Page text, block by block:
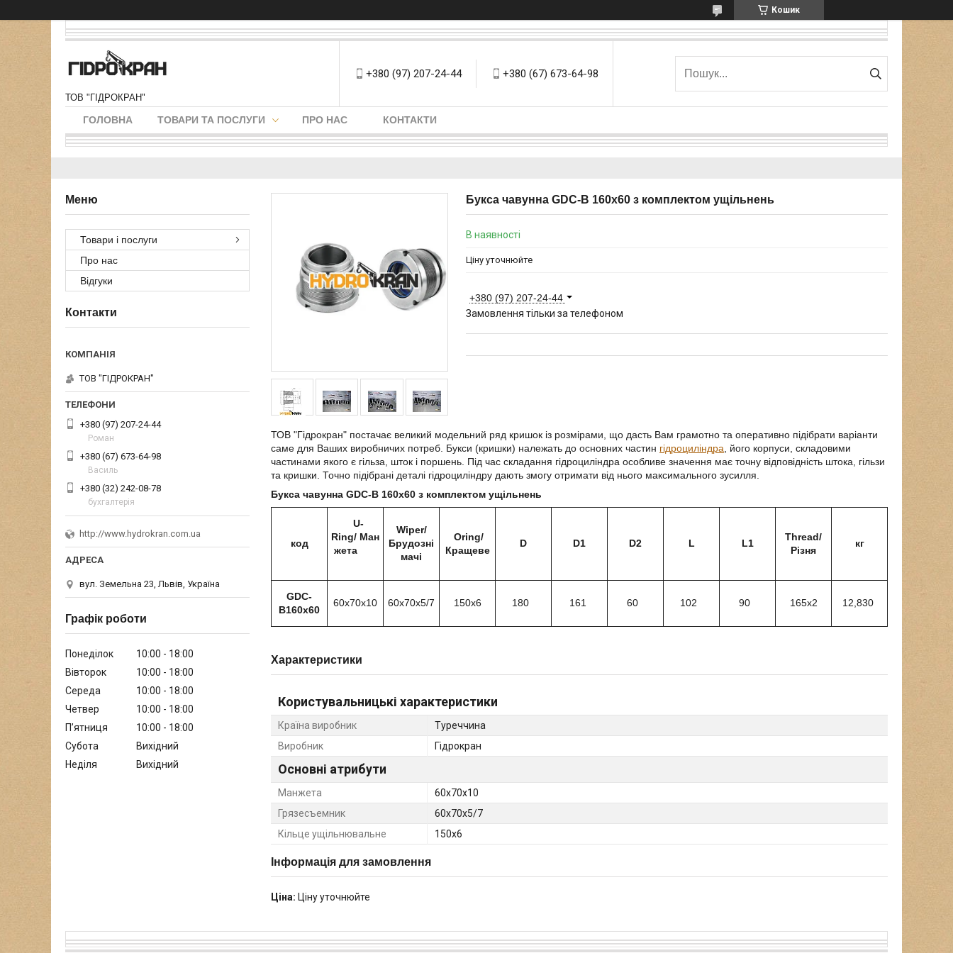
Кошик
ТОВ "ГІДРОКРАН"
+380 (97) 207-24-44 +380 (67) 673-64-98
ГОЛОВНА ТОВАРИ ТА ПОСЛУГИ ПРО НАС КОНТАКТИ
Букса чавунна GDC-B 160х60 з комплектом ущільнень
В наявності
Ціну уточнюйте
+380 (97) 207-24-44
Замовлення тільки за телефоном
ТОВ "Гідрокран" постачає великий модельний ряд кришок із розмірами, що дасть Вам грамотно та оперативно підібрати варіанти
саме для Ваших виробничих потреб. Букси (кришки) належать до основних частин гідроциліндра , його корпуси, складовими
частинами якого є гільза, шток і поршень. Під час складання гідроциліндра особливе значення має точну відповідність штока, гільзи
та кришки. Точно підібрані деталі гідроциліндру дають змогу отримати від нього максимального зусилля.
Букса чавунна GDC-B 160х60 з комплектом ущільнень
код
U-
Ring/ Ман
жета
Wiper/
Брудозні
мачі
Oring/
Кращеве
D D1 D2 L L1
Thread/
Різня
кг
GDC-
B160x60
60х70х10 60х70х5/7 150х6 180 161 60 102 90 165х2 12,830
Характеристики
Користувальницькі характеристики
Країна виробник
Туреччина
Виробник
Гідрокран
Основні атрибути
Манжета
60х70х10
Грязесъемник
60х70х5/7
Кільце ущільнювальне
150х6
Інформація для замовлення
Ціна: Ціну уточнюйте
Товари і послуги
Про нас
Відгуки
Контакти
ТОВ "ГІДРОКРАН"
+380 (97) 207-24-44
Роман
+380 (67) 673-64-98
Василь
+380 (32) 242-08-78
бухгалтерія
http://www.hydrokran.com.ua
вул. Земельна 23, Львів, Україна
Графік роботи
Понеділок 10:00
18:00
Вівторок
10:00
18:00
Середа
10:00
18:00
Четвер
10:00
18:00
Пʼятниця
10:00
18:00
Субота
Вихідний
Неділя
Вихідний